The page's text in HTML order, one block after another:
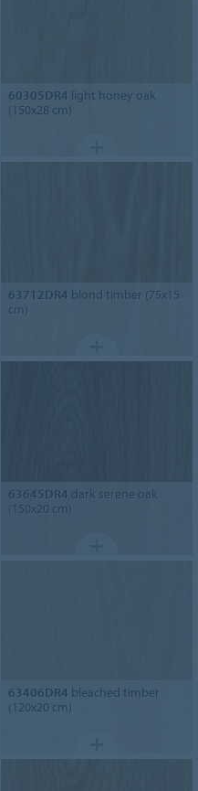
60305DR4 light honey oak
(150x28 cm)
63712DR4 blond timber (75x15
cm)
63645DR4 dark serene oak
(150x20 cm)
63406DR4 bleached timber
(120x20 cm)